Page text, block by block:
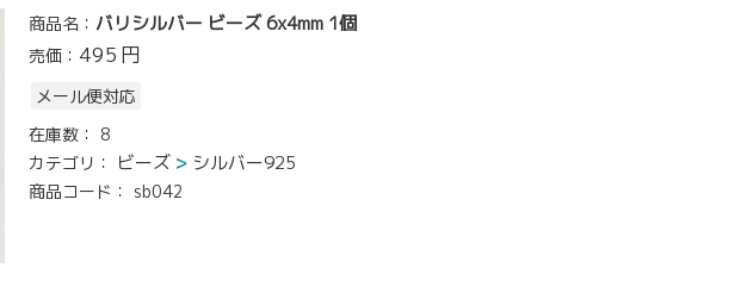
商品名： バリシルバー ビーズ 6x4mm 1個
売価： 495 円
メール便対応
在庫数： 8
カテゴリ：
ビーズ シルバー925
商品コード： sb042